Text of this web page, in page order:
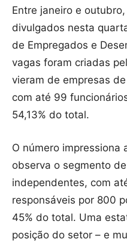
Entre janeiro e
divulgados nesta
de Empregados e
vagas foram criadas
vieram de empresas
com até 99
54,13% do total.
O número impressiona
observa o segmento
independentes, com
responsáveis por 800
45% do total. Uma
posição do setor – e